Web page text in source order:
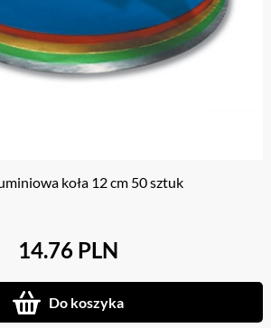
koła 12 cm 50 sztuk
14.76 PLN
Do koszyka